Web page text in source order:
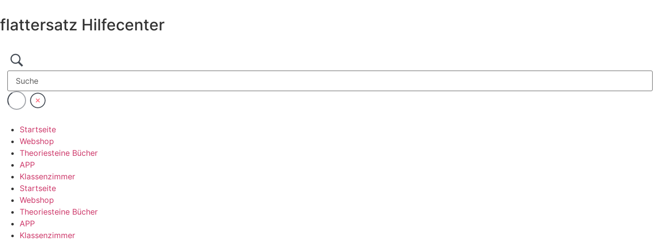
Inhalt
wechseln
flattersatz Hilfecenter
Startseite
Webshop
Theoriesteine Bücher
APP
Klassenzimmer
Startseite
Webshop
Theoriesteine Bücher
APP
Klassenzimmer